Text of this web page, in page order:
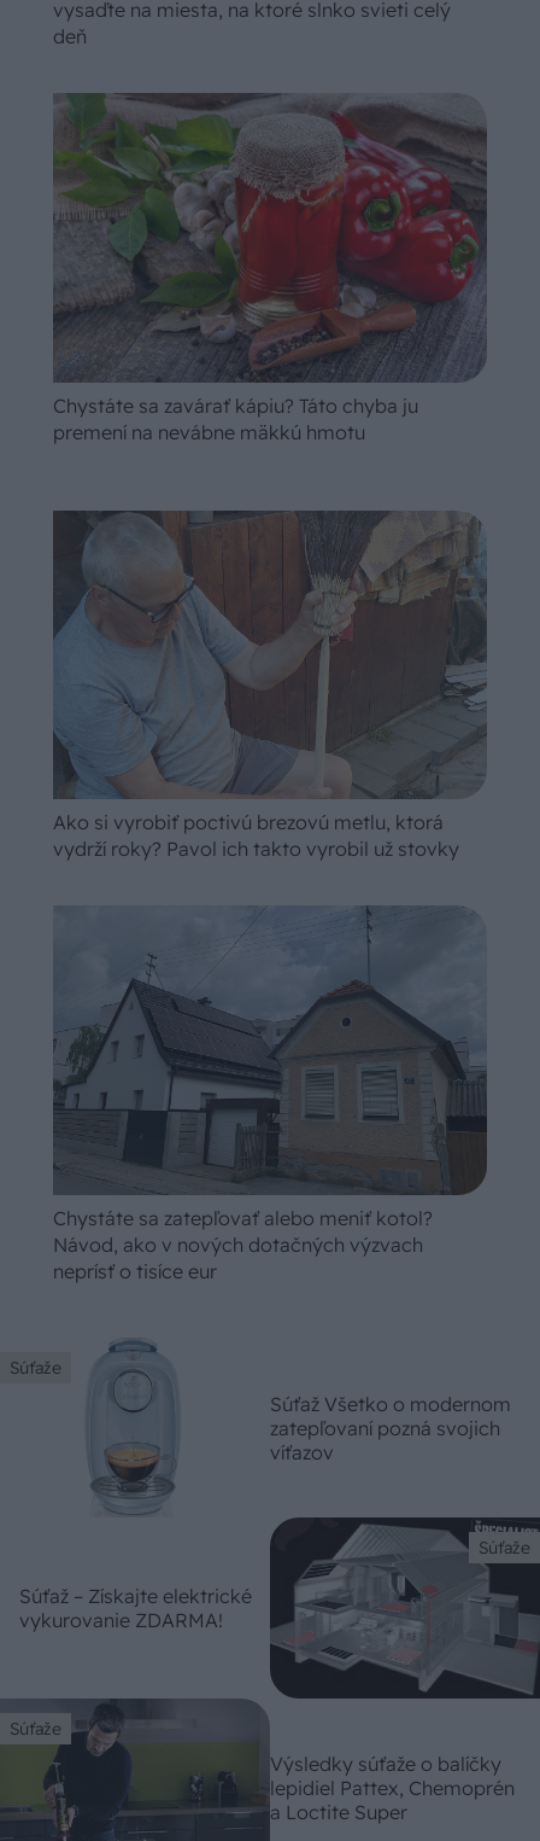
vysaďte na miesta, na ktoré slnko svieti celý
deň
Chystáte sa zavárať kápiu? Táto chyba ju
premení na nevábne mäkkú hmotu
Ako si vyrobiť poctivú brezovú metlu, ktorá
vydrží roky? Pavol ich takto vyrobil už stovky
Chystáte sa zatepľovať alebo meniť kotol?
Návod, ako v nových dotačných výzvach
neprísť o tisíce eur
Súťaže
Súťaž Všetko o modernom
zatepľovaní pozná svojich
víťazov
Súťaže
Súťaž – Získajte elektrické
vykurovanie ZDARMA!
Súťaže
Výsledky súťaže o balíčky
lepidiel Pattex, Chemoprén
a Loctite Super